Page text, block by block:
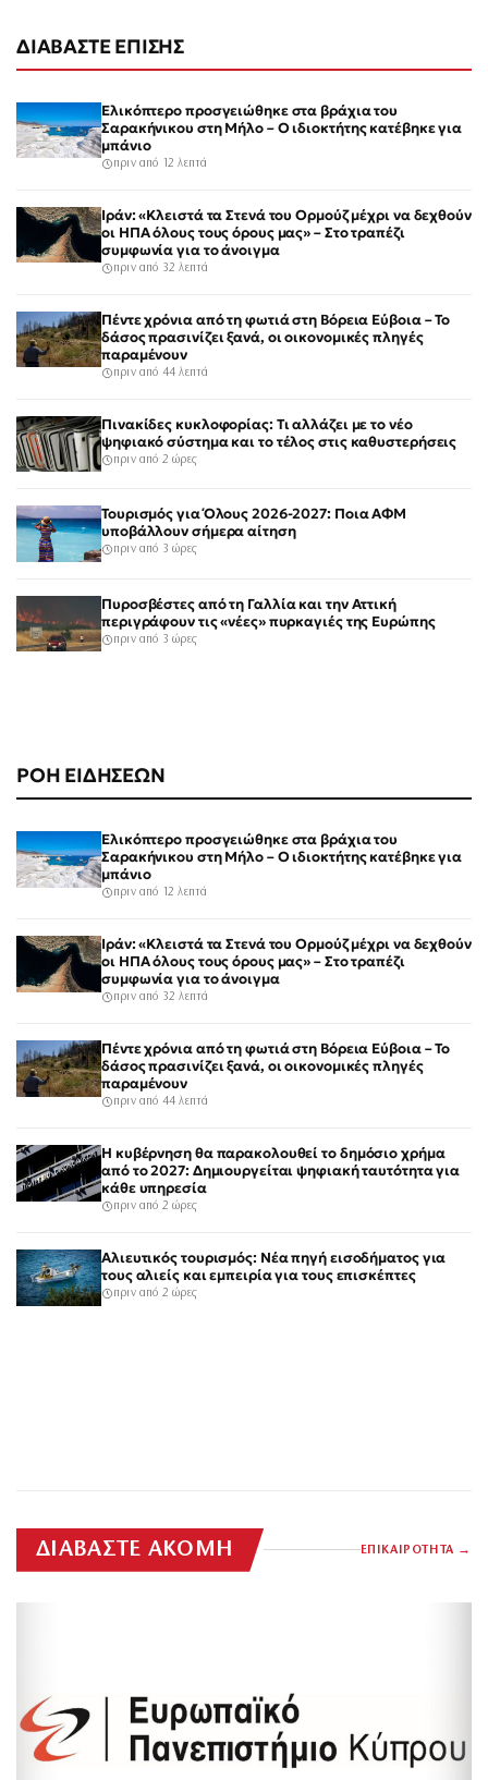
ΡΟΗ ΕΙΔΗΣΕΩΝ
Ελικόπτερο προσγειώθηκε στα βράχια του
Σαρακήνικου στη Μήλο – Ο ιδιοκτήτης κατέβηκε για
μπάνιο
πριν από 12 λεπτά
Ιράν: «Κλειστά τα Στενά του Ορμούζ μέχρι να δεχθούν
οι ΗΠΑ όλους τους όρους μας» – Στο τραπέζι
συμφωνία για το άνοιγμα
πριν από 32 λεπτά
Πέντε χρόνια από τη φωτιά στη Βόρεια Εύβοια – Το
δάσος πρασινίζει ξανά, οι οικονομικές πληγές
παραμένουν
πριν από 44 λεπτά
Η κυβέρνηση θα παρακολουθεί το δημόσιο χρήμα
από το 2027: Δημιουργείται ψηφιακή ταυτότητα για
κάθε υπηρεσία
πριν από 2 ώρες
Αλιευτικός τουρισμός: Νέα πηγή εισοδήματος για
τους αλιείς και εμπειρία για τους επισκέπτες
πριν από 2 ώρες
ΔΙΑΒΑΣΤΕ ΕΠΙΣΗΣ
Ελικόπτερο προσγειώθηκε στα βράχια του
Σαρακήνικου στη Μήλο – Ο ιδιοκτήτης κατέβηκε για
μπάνιο
πριν από 12 λεπτά
Ιράν: «Κλειστά τα Στενά του Ορμούζ μέχρι να δεχθούν
οι ΗΠΑ όλους τους όρους μας» – Στο τραπέζι
συμφωνία για το άνοιγμα
πριν από 32 λεπτά
Πέντε χρόνια από τη φωτιά στη Βόρεια Εύβοια – Το
δάσος πρασινίζει ξανά, οι οικονομικές πληγές
παραμένουν
πριν από 44 λεπτά
Πινακίδες κυκλοφορίας: Τι αλλάζει με το νέο
ψηφιακό σύστημα και το τέλος στις καθυστερήσεις
πριν από 2 ώρες
Τουρισμός για Όλους 2026-2027: Ποια ΑΦΜ
υποβάλλουν σήμερα αίτηση
πριν από 3 ώρες
Πυροσβέστες από τη Γαλλία και την Αττική
περιγράφουν τις «νέες» πυρκαγιές της Ευρώπης
πριν από 3 ώρες
ΔΙΑΒΑΣΤΕ ΑΚΟΜΗ ΕΠΙΚΑΙΡΟΤΗΤΑ